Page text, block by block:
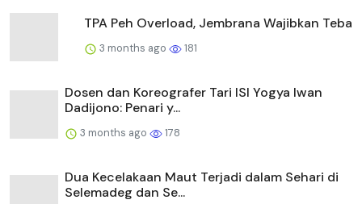
TPA Peh Overload, Jembrana Wajibkan Teba
3 months ago 181
Dosen dan Koreografer Tari ISI Yogya Iwan
Dadijono: Penari y...
3 months ago 178
Dua Kecelakaan Maut Terjadi dalam Sehari di
Selemadeg dan Se...